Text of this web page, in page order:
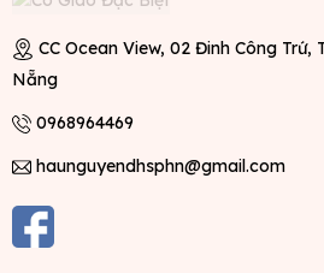
CC Ocean View, 02 Đinh Công Trứ,
Nẵng
0968964469
haunguyendhsphn@gmail.com